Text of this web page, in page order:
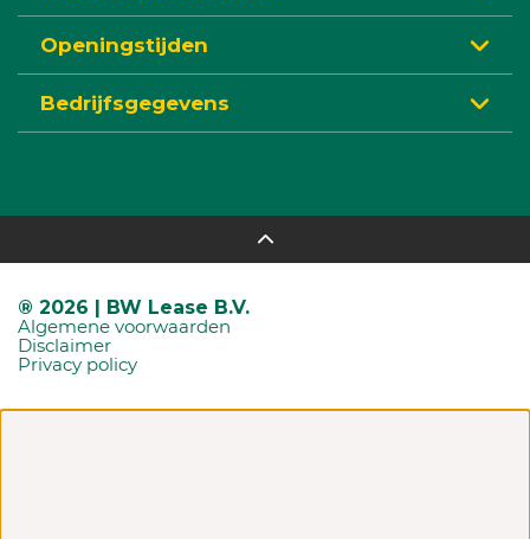
Openingstijden
Bedrijfsgegevens
® 2026 | BW Lease B.V.
Algemene voorwaarden
Disclaimer
Privacy policy